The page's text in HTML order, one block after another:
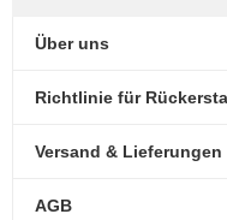
Über uns
Richtlinie für
Versand & Lieferungen
AGB